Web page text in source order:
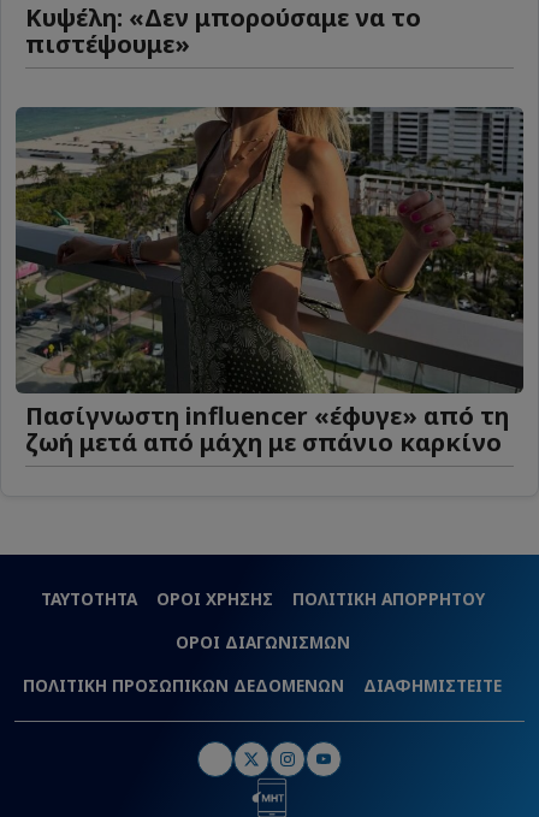
Κυψέλη: «Δεν μπορούσαμε να το
πιστέψουμε»
Πασίγνωστη influencer «έφυγε» από τη
ζωή μετά από μάχη με σπάνιο καρκίνο
ΤΑΥΤΟΤΗΤΑ ΟΡΟΙ ΧΡΗΣΗΣ
ΠΟΛΙΤΙΚΗ ΑΠΟΡΡΗΤΟΥ
ΟΡΟΙ ΔΙΑΓΩΝΙΣΜΩΝ
ΠΟΛΙΤΙΚΗ ΠΡΟΣΩΠΙΚΩΝ ΔΕΔΟΜΕΝΩΝ
ΔΙΑΦΗΜΙΣΤΕΙΤΕ